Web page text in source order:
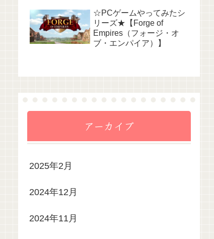
☆PCゲームやってみたシ
リーズ★【Forge of
Empires（フォージ・オ
ブ・エンパイア）】
アーカイブ
2025年2月
2024年12月
2024年11月